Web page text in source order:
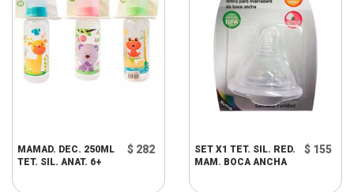
MAMAD. DEC. 250ML
TET. SIL. ANAT. 6+
$ 282
SET X1 TET. SIL. RED.
MAM. BOCA ANCHA
$ 155